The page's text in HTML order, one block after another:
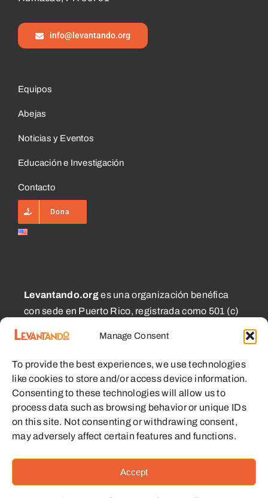
Manage Consent
To provide the best experiences, we use technologies
like cookies to store and/or access device information.
Consenting to these technologies will allow us to
process data such as browsing behavior or unique IDs
on this site. Not consenting or withdrawing consent,
may adversely affect certain features and functions.
Accept
info@levantando.org
Equipos
Abejas
Noticias y Eventos
Educación e Investigación
Contacto
Dona
Levantando.orges una organización benéfica
con sede en Puerto Rico, registrada como 501 (c)
apoya a pequeños agricultores con equipos,
educación y otros recursos con el objetivo de
habilitar comunidades sostenibles.